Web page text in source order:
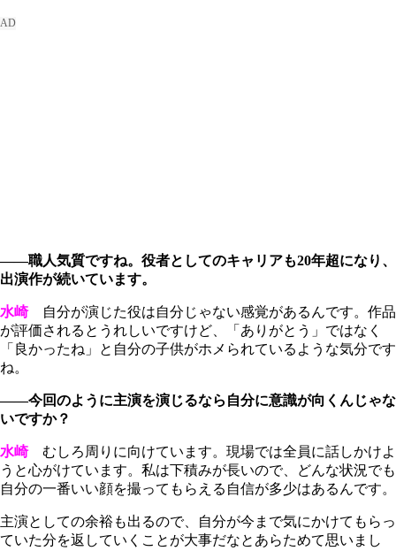
――職人気質ですね。役者としてのキャリアも20年超になり、
出演作が続いています。
水崎自分が演じた役は自分じゃない感覚があるんです。作品
が評価されるとうれしいですけど、「ありがとう」ではなく
「良かったね」と自分の子供がホメられているような気分です
ね。
――今回のように主演を演じるなら自分に意識が向くんじゃな
いですか？
水崎むしろ周りに向けています。現場では全員に話しかけよ
うと心がけています。私は下積みが長いので、どんな状況でも
自分の一番いい顔を撮ってもらえる自信が多少はあるんです。
主演としての余裕も出るので、自分が今まで気にかけてもらっ
ていた分を返していくことが大事だなとあらためて思いまし